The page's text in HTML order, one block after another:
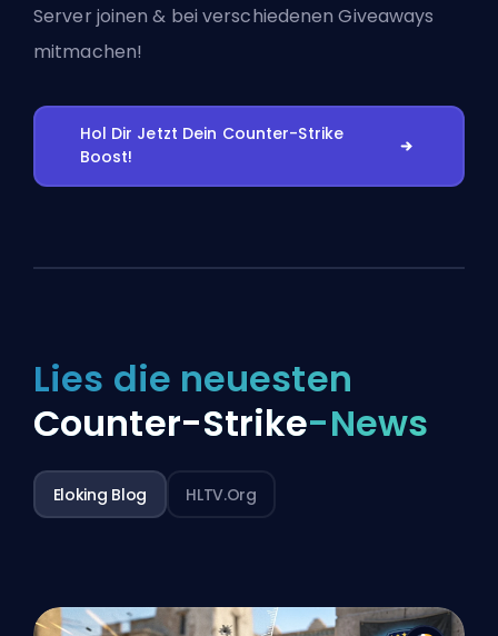
Server joinen & bei verschiedenen Giveaways
mitmachen!
Hol Dir Jetzt Dein Counter-Strike
Boost!
Lies die neuesten
Counter-Strike-News
Eloking Blog HLTV.org